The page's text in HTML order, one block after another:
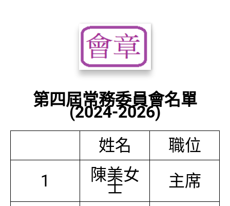
第四屆常務委員會名單
(2024-2026)
姓名
職位
1
陳美女
士 主席